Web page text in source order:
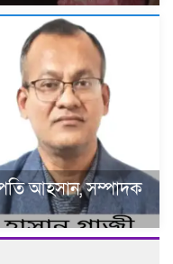
আহসান, সম্পাদক